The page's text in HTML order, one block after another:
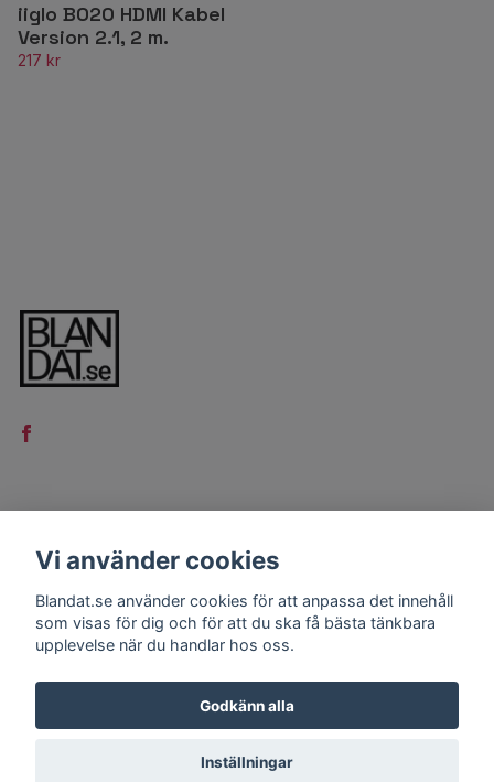
iiglo B020 HDMI Kabel
Version 2.1, 2 m.
217 kr
Kontakt
Köpvillkor
© 2026 Blandat.se
Vi använder cookies
Blandat.se använder cookies för att anpassa det innehåll
som visas för dig och för att du ska få bästa tänkbara
upplevelse när du handlar hos oss.
Godkänn alla
Inställningar